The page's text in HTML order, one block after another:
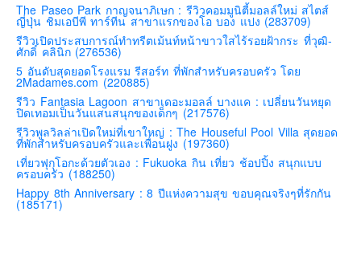
ฮ่องกง
มาเก๊า
มัลดีฟส์
อินเดีย
อินโดนีเซีย
เกาหลีใต้
ฮ่องกง
ไต้หวัน
ฟิลิปปินส์
The Paseo Park กาญจนาภิเษก : รีวิวคอมมูนิตี้มอลล์ใหม่ สไตส์
ญี่ปุ่น ชิมเอบีพี ทาร์ทีน สาขาแรกของโอ บอง แปง (283709)
รีวิวเปิดประสบการณ์ทำทรีตเม้นท์หน้าขาวใสไร้รอยฝ้ากระ ที่วุฒิ-
ศักดิ์ คลินิก (276536)
5 อันดับสุดยอดโรงแรม รีสอร์ท ที่พักสำหรับครอบครัว โดย
2Madames.com (220885)
รีวิว Fantasia Lagoon สาขาเดอะมอลล์ บางแค : เปลี่ยนวันหยุด
ปิดเทอมเป็นวันแสนสนุกของเด็กๆ (217576)
รีวิวพูลวิลล่าเปิดใหม่ที่เขาใหญ่ : The Houseful Pool Villa สุดยอด
ที่พักสำหรับครอบครัวและเพื่อนฝูง (197360)
เที่ยวฟุกุโอกะด้วยตัวเอง : Fukuoka กิน เที่ยว ช้อปปิ้ง สนุกแบบ
ครอบครัว (188250)
Happy 8th Anniversary : 8 ปีแห่งความสุข ขอบคุณจริงๆที่รักกัน
(185171)